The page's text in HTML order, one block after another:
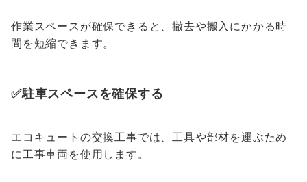
作業スペースが確保できると、撤去や搬入にかかる時
間を短縮できます。
✅駐車スペースを確保する
エコキュートの交換工事では、工具や部材を運ぶため
に工事車両を使用します。